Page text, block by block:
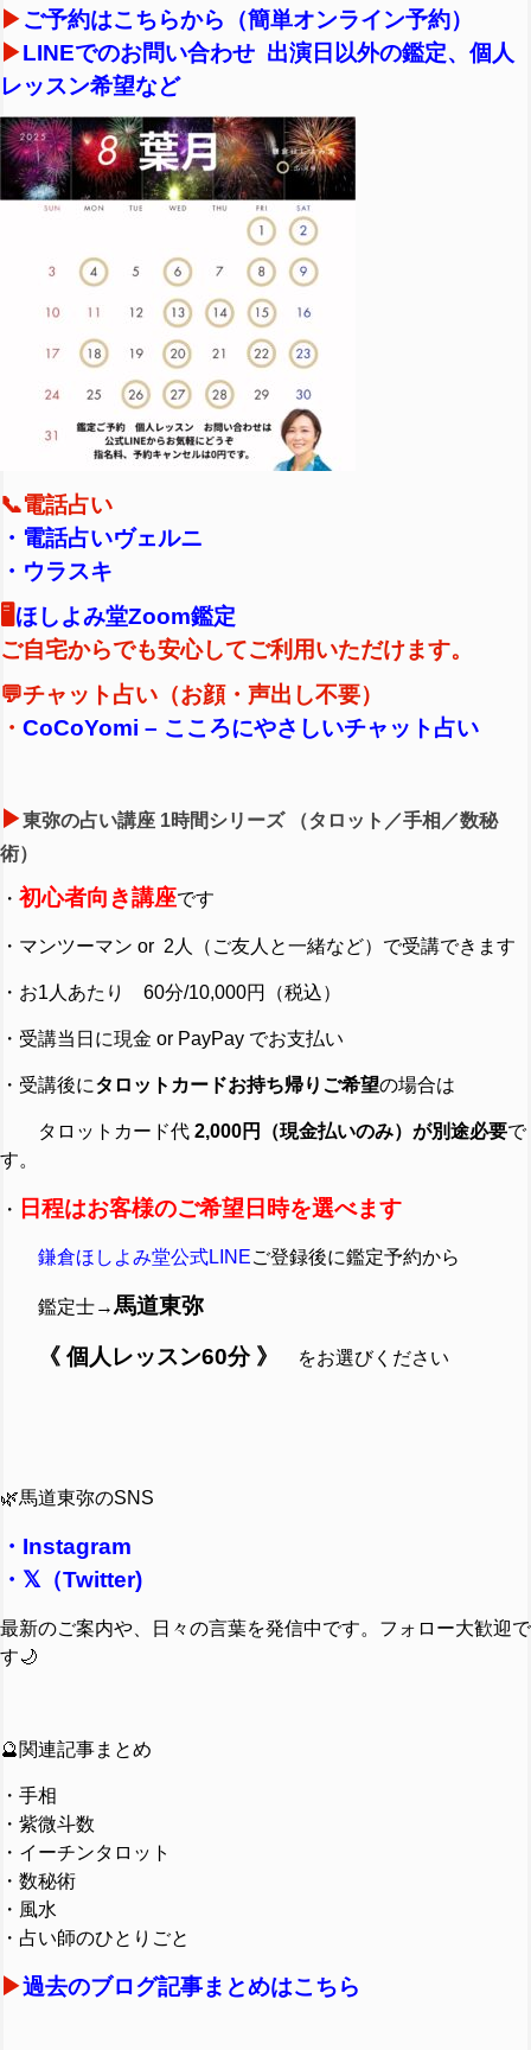
▶︎ご予約はこちらから（簡単オンライン予約）
▶︎LINEでのお問い合わせ 出演日以外の鑑定、個人
レッスン希望など
📞電話占い
・ 電話占いヴェルニ
・ ウラスキ
🖥️ ほしよみ堂Zoom鑑定
ご自宅からでも安心してご利用いただけます。
💬チャット占い（お顔・声出し不要）
・ CoCoYomi – こころにやさしいチャット占い
▶︎東弥の占い講座 1時間シリーズ （タロット／手相／数秘
術）
・ 初心者向き講座です
・マンツーマン or 2人（ご友人と一緒など）で受講できます
・お1人あたり 60分/10,000円（税込）
・受講当日に現金 or PayPay でお支払い
・受講後にタロットカードお持ち帰りご希望の場合は
タロットカード代 2,000円（現金払いのみ）が別途必要で
す。
・ 日程はお客様のご希望日時を選べます
鎌倉ほしよみ堂公式LINEご登録後に鑑定予約から
鑑定士→馬道東弥
《 個人レッスン60分 》 をお選びください
🌿馬道東弥のSNS
・ Instagram
・ 𝕏（Twitter)
最新のご案内や、日々の言葉を発信中です。フォロー大歓迎で
す🌙
🔮関連記事まとめ
・手相
・紫微斗数
・イーチンタロット
・数秘術
・風水
・占い師のひとりごと
▶︎過去のブログ記事まとめはこちら